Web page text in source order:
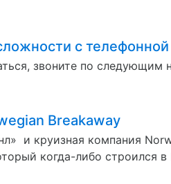
с
звоните по
Breakaway
и круизная компания
когда-либо строился